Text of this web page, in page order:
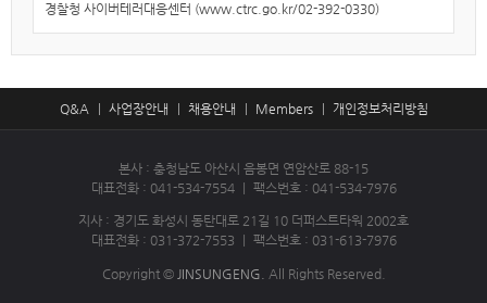
경찰청 사이버테러대응센터 (www.ctrc.go.kr/02-392-0330)
Q&A 사업장안내 채용안내 Members 개인정보처리방침
본사 : 충청남도 아산시 음봉면 연암산로 88-15
대표전화 : 041-534-7554 ㅣ 팩스번호 : 041-534-7976
지사 : 경기도 화성시 동탄대로 21길 10 더퍼스트타워 2002호
대표전화 : 031-372-7553 ㅣ 팩스번호 : 031-613-7976
Copyright © JINSUNGENG. All Rights Reserved.